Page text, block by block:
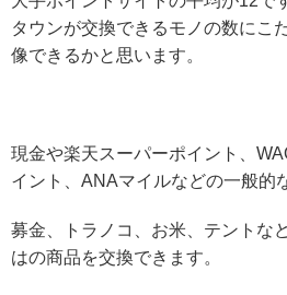
タウンが交換できるモノの数にこ
像できるかと思います。
現金や楽天スーパーポイント、
イント、ANAマイルなどの一般的
募金、トラノコ、お米、テントな
はの商品を交換できます。